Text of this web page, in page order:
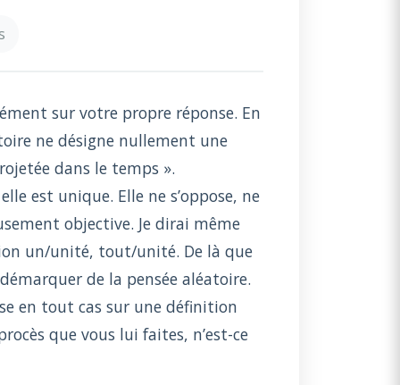
sur votre propre réponse. En
ne désigne nullement une
dans le temps ».
est unique. Elle ne s’oppose, ne
objective. Je dirai même
un/unité, tout/unité. De là que
de la pensée aléatoire.
en tout cas sur une définition
que vous lui faites, n’est-ce